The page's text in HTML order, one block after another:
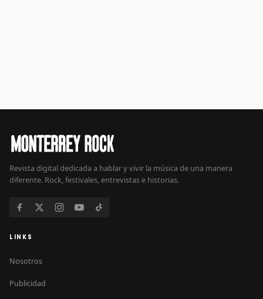
Revista digital dedicada a hablar y vivir la música de una manera
diferente. Rock, festivales, entrevistas e historias.
LINKS
Nosotros
Publicidad